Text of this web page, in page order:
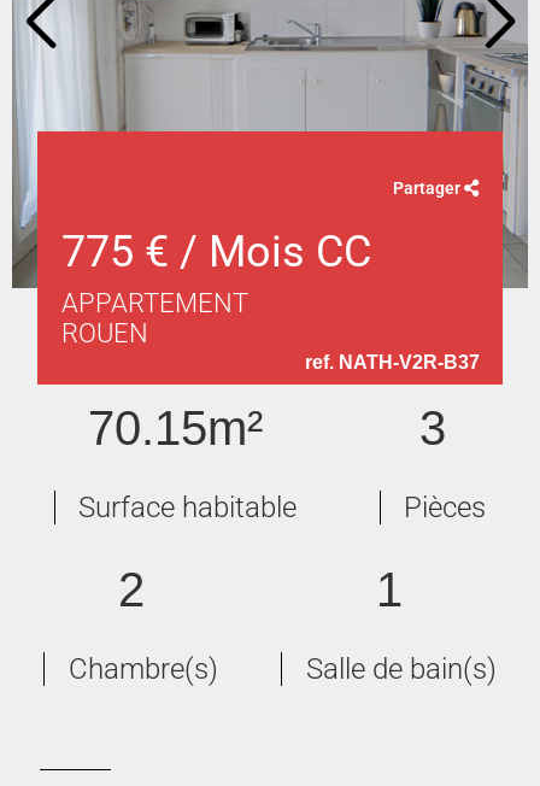
Partager
775 € / Mois CC
APPARTEMENT
ROUEN
ref. NATH-V2R-B37
70.15m²
Surface habitable
3
Pièces
2
Chambre(s)
1
Salle de bain(s)